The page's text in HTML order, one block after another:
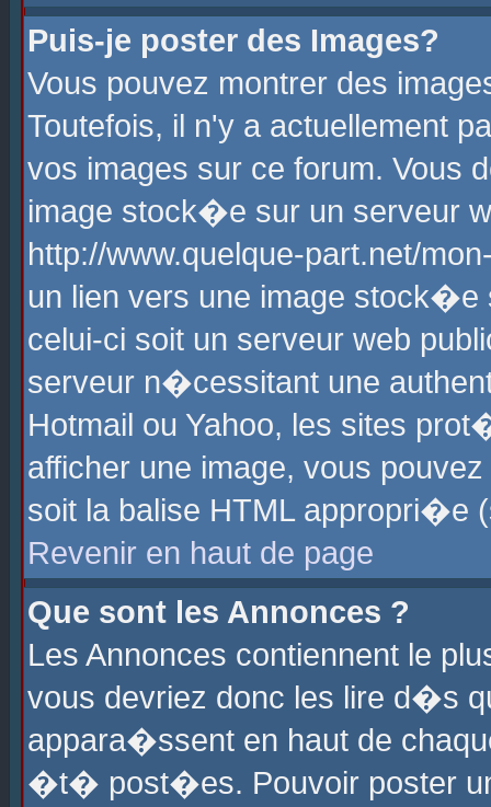
Puis-je poster des Images?
Vous pouvez montrer des
Toutefois, il n'y a actuellement
vos images sur ce forum. Vous
image stock�e sur un serveur
http://www.quelque-part.net/
un lien vers une image
celui-ci soit un serveur web
serveur n�cessitant une
Hotmail ou Yahoo, les sites
afficher une image, vous
soit la balise HTML
Revenir en haut de page
Que sont les Annonces ?
Les Annonces contiennent le
vous devriez donc les lire d�s
appara�ssent en haut de
�t� post�es. Pouvoir poster